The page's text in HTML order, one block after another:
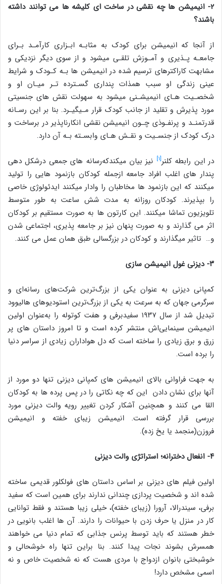
۲- انیمیشن ها چه نقشی در ساخت ای کلیشه ها می توانند داشته
باشند؟
از آنجا که انیمیشن برای کودک به مثابـه ابـزاری کارآمـد بـرای
جامعـه پـذیری و آمـوزش تلقـی میشود و از سوی دیگر نزدیکی و
مشابهت کاراکترهای ترسیم شده در انیمیشن ها بـه کـودک و شرایط
عینی زندگی او سبب همذات پنداری گسـترده تـر میـان او و
شخصـیت هـای انیمیشـنی میشود به سهولت نقش های جنسیتی
مورد پذیرش و تقلید از جانب کودک قرار مـیگیـرد. بنا بر این رسـانه
قدرتمنـد و پرنفـوذی چـون انیمیشن نقشی انکارناپذیر در برساخت و
درک کودک از جنسـیت و نقـش هـای وابسـته بـه آن دارد.
در این رابطه کلنر[۱]
نیز بیان ‌میکند‌که‌رسانه های ‌جمعی ‌در‌شکل دهی
‌پندار های ‌اغلب ‌افراد‌ جامعه‌ ازجمله‌ کودکان ‌بازنمود هایی ‌را ‌تولید
‌میکنند ‌که ‌این ‌بازنمود ها‌ مخاطبان ‌را وادار‌ میکنند ‌ایدئولوژی ‌خاصی
‌را ‌بپذیرند. ‌کودکان ‌روزانه به مدت ‌شش‌ ساعت ‌به طور ‌متوسط‌
تلویزیون‌ تماشا‌ میکنند.‌ این کارتون ها به صورت مستقیم بر کودکان
اثر می گذارند و به صورت پنهان نیز بر جامعه پذیری، اجتماعی شدن
و… تاثیر میگذارند و کودکان در بزرگسالی طبق همان عمل می کنند.
۳- دیزنی غول انیمیشن سازی
کمپانی دیزنی به عنوان یکی از بزرگ‌ترین شرکت‌های رسانه‌ای و
سرگرمی جهان که به سرعت به یکی از بزرگ‌ترین استودیوهای هالیوود
تبدیل شد از سال ۱۹۳۷ سفیدبرفی و هفت کوتوله را به‌عنوان اولین
انیمیشن سینمایی‌اش منتشر کرده است و تا امروز داستان های پر
زرق و برق زیادی را ساخته است که دل هواداران زیادی از سراسر دنیا
را برده است.
به جهت فراوانی بالای انیمیشن های کمپانی دیزنی تنها دو مورد از
آنها برای نشان دادن این که چه نکاتی را در پس پرده ها به کودکان
القا می کنند و همچنین آشکار کردن تغییر رویه والت دیزنی مورد
بررسی قرار گرفته است. انیمیشن زیبای خفته و انیمیشن
فروزن(منجمد یا یخ زده).
۴- انفعال دخترانه؛ استراتژی والت دیزنی
اولین فیلم های دیزنی بر اساس داستان های فولکلور قدیمی ساخته
شده اند و شخصیت پردازی چندانی ندارند برای همین است که سفید
برفی، سیندرالا، آرورا (زیبای خفته)، خیلی زیبا هستند و فقط توانایی
کار در منزل یا حرف زدن با حیوانات را دارند. آن ها اغلب بانویی در
خطر هستند که باید توسط پرنس جذابی که تمام دنیا می خواهند
همسرش بشوند نجات پیدا کنند. بنا براین تنها راه خوشحالی و
خوشبختی بانوان ازدواج با مردی هست که نه شخصیت خاص و نه
اسمی مشخص دارد!